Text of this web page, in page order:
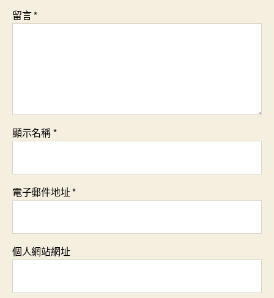
留言*
顯示名稱*
電子郵件地址*
個人網站網址